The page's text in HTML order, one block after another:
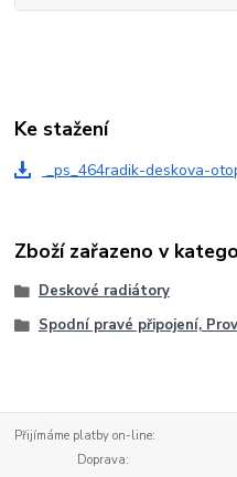
Ke stažení
_ps_464radik-deskova-
Zboží zařazeno v
Deskové radiátory
Spodní pravé připojení,
Přijímáme
Doprava: